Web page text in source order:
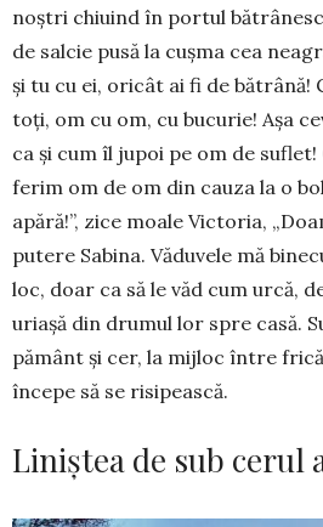
noștri chiuind în por­tul
de salcie pusă la cușma cea
și tu cu ei, oricât ai fi de bătrână!
toți, om cu om, cu bucurie! Așa
ca și cum îl jupoi pe om de suflet!
ferim om de om din cauza la o
apără!”, zice moale Vic­toria,
putere Sabina. Văduvele mă
loc, doar ca să le văd cum urcă,
uriașă din drumul lor spre casă.
pământ și cer, la mijloc între
începe să se risipească.
Liniștea de sub cerul